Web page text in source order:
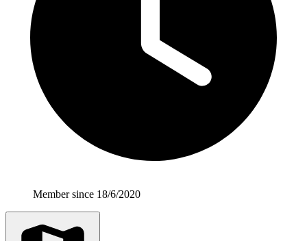
Member since 18/6/2020